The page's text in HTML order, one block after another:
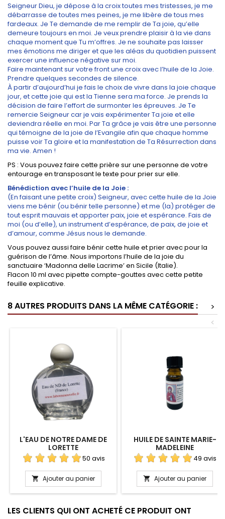
Seigneur Dieu, je dépose à la croix toutes mes tristesses, je me
débarrasse de toutes mes peines, je me libère de tous mes
fardeaux. Je Te demande de me remplir de Ta joie, qu’elle
demeure toujours en moi. Je veux prendre plaisir à la vie dans
chaque moment que Tu m’offres. Je ne souhaite pas laisser
mes émotions me diriger et que les aléas du quotidien puissent
exercer une influence négative sur moi.
Faire maintenant sur votre front une croix avec l’huile de la Joie.
Prendre quelques secondes de silence.
À partir d’aujourd’hui je fais le choix de vivre dans la joie chaque
jour, et cette joie qui est la Tienne sera ma force. Je prends la
décision de faire l’effort de surmonter les épreuves. Je Te
remercie Seigneur car je vais expérimenter Ta joie et elle
deviendra réelle en moi. Par Ta grâce je vais être une personne
qui témoigne de la joie de l’Evangile afin que chaque homme
puisse voir Ta gloire et la manifestation de Ta Résurrection dans
ma vie. Amen !
PS : Vous pouvez faire cette prière sur une personne de votre
entourage en transposant le texte pour prier sur elle.
Bénédiction avec l’huile de la Joie :
(En faisant une petite croix) Seigneur, avec cette huile de la Joie
viens me bénir (ou bénir telle personne) et me (la) protéger de
tout esprit mauvais et apporter paix, joie et espérance. Fais de
moi (ou d’elle), un instrument d’espérance, de paix, de joie et
d’amour, comme Jésus nous le demande.
Vous pouvez aussi faire bénir cette huile et prier avec pour la
guérison de l’âme. Nous importons l’huile de la joie du
sanctuaire ‘Madonna delle Lacrime’ en Sicile (Italie).
Flacon 10 ml avec pipette compte-gouttes avec cette petite
feuille explicative.
8 AUTRES PRODUITS DANS LA MÊME CATÉGORIE :
>
<
L'EAU DE NOTRE DAME DE
LORETTE
50 avis
 Ajouter au panier
HUILE DE SAINTE MARIE-
MADELEINE
49 avis
 Ajouter au panier
LES CLIENTS QUI ONT ACHETÉ CE PRODUIT ONT